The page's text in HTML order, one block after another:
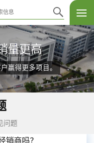
量更高
赢得更多项目。
问题